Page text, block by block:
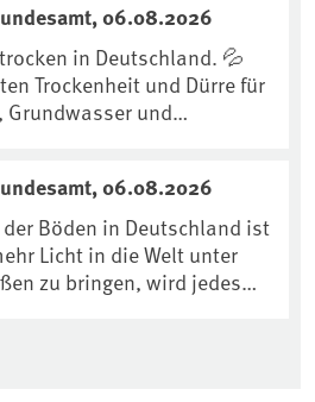
episode/urn
06.08.2026
in Deutschland. 💦
Trockenheit und Dürre für
Grundwasser und
auf diese und
auf unserer Webseite:
trockenheit #Trockenheit
06.08.2026
Böden in Deutschland ist
Licht in die Welt unter
zu bringen, wird jedes
Tag des Bodens, der
vorgestellt. Das UBA